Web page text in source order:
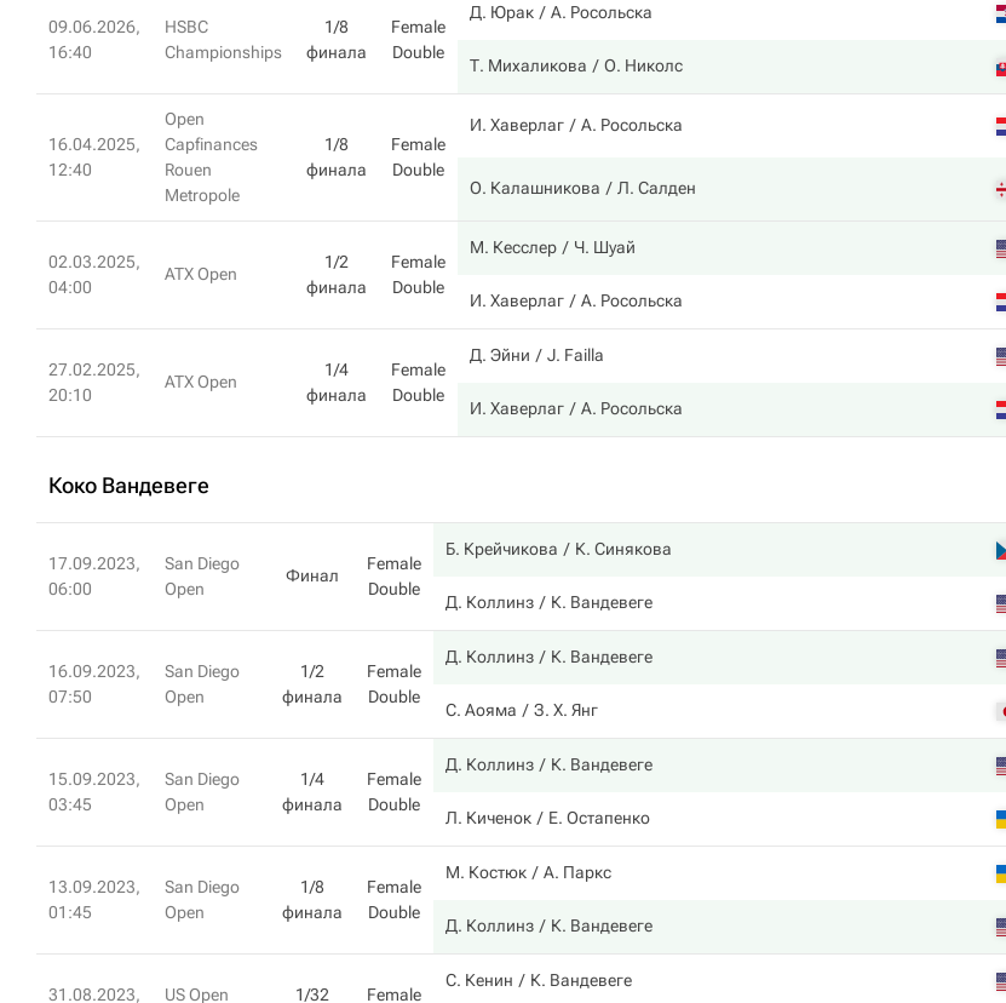
09.06.2026,
16:40
HSBC
Championships
1/8
финала
Female
Double
Д. Юрак А. Росольска
Т. Михаликова О. Николс
16.04.2025,
12:40
Open
Capfinances
Rouen
Metropole
1/8
финала
Female
Double
И. Хаверлаг А. Росольска
О. Калашникова Л. Салден
02.03.2025,
04:00
ATX Open
1/2
финала
Female
Double
М. Кесслер Ч. Шуай
И. Хаверлаг А. Росольска
27.02.2025,
20:10
ATX Open
1/4
финала
Female
Double
Д. Эйни J. Failla
И. Хаверлаг А. Росольска
Коко Вандевеге
17.09.2023,
06:00
San Diego
Open
Финал
Female
Double
Б. Крейчикова К. Синякова
Д. Коллинз К. Вандевеге
16.09.2023,
07:50
San Diego
Open
1/2
финала
Female
Double
Д. Коллинз К. Вандевеге
С. Аояма З. Х. Янг
15.09.2023,
03:45
San Diego
Open
1/4
финала
Female
Double
Д. Коллинз К. Вандевеге
Л. Киченок Е. Остапенко
13.09.2023,
01:45
San Diego
Open
1/8
финала
Female
Double
М. Костюк А. Паркс
Д. Коллинз К. Вандевеге
31.08.2023, US Open 1/32 Female
С. Кенин К. Вандевеге